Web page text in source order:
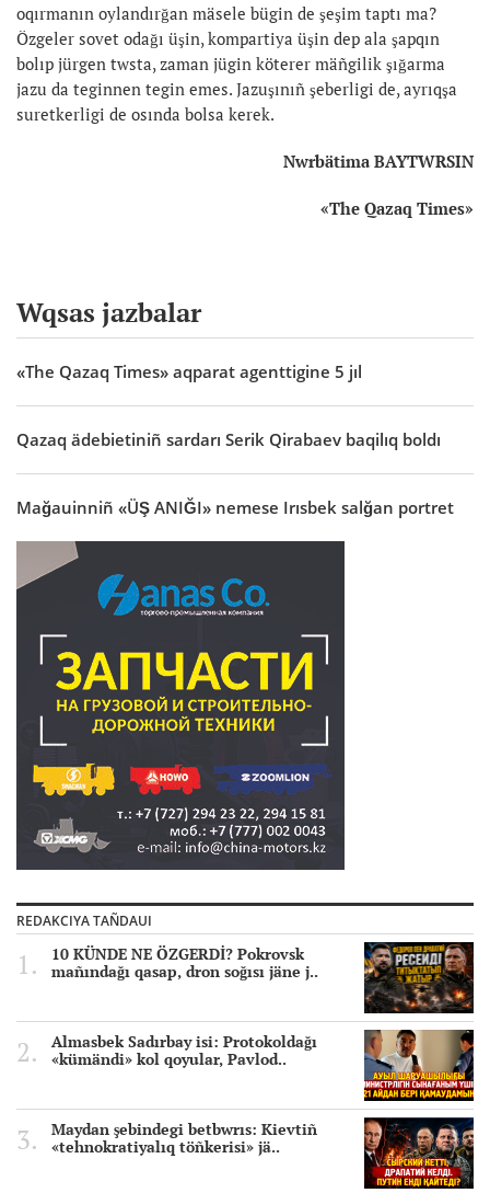
oqırmanın oylandırğan mäsele bügin de şeşim taptı ma?
Özgeler sovet odağı üşin, kompartiya üşin dep ala şapqın
bolıp jürgen twsta, zaman jügin köterer mäñgilik şığarma
jazu da teginnen tegin emes. Jazuşınıñ şeberligi de, ayrıqşa
suretkerligi de osında bolsa kerek.
Nwrbätima BAYTWRSIN
«The Qazaq Times»
Wqsas jazbalar
«The Qazaq Times» aqparat agenttigine 5 jıl
Qazaq ädebietiniñ sardarı Serik Qirabaev baqilıq boldı
Mağauinniñ «ÜŞ ANIĞI» nemese Irısbek salğan portret
REDAKCIYA TAÑDAUI
10 KÜNDE NE ÖZGERDİ? Pokrovsk
mañındağı qasap, dron soğısı jäne j..
Almasbek Sadırbay isi: Protokoldağı
«kümändi» kol qoyular, Pavlod..
Maydan şebindegi betbwrıs: Kievtiñ
«tehnokratiyalıq töñkerisi» jä..